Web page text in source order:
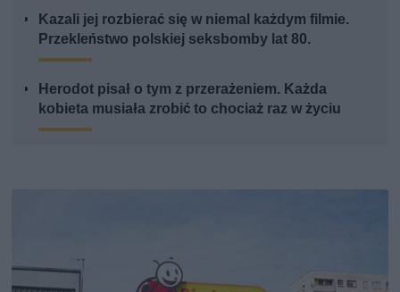
Kazali jej rozbierać się w niemal każdym filmie.
Przekleństwo polskiej seksbomby lat 80.
Herodot pisał o tym z przerażeniem. Każda
kobieta musiała zrobić to chociaż raz w życiu